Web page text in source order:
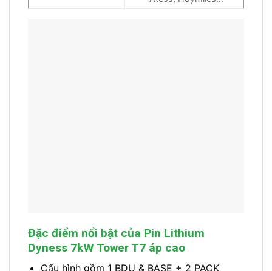
Đặc điểm nổi bật của Pin Lithium
Dyness 7kW Tower T7 áp cao
Cấu hình gồm 1 BDU & BASE + 2 PACK